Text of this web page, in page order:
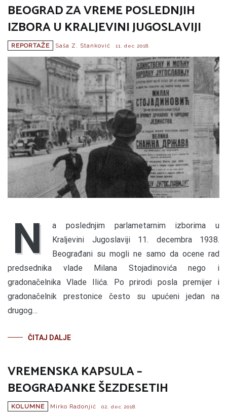
BEOGRAD ZA VREME POSLEDNJIH
IZBORA U KRALJEVINI JUGOSLAVIJI
REPORTAŽE Saša Z. Stanković 11. dec 2018.
N
a poslednjim parlametarnim izborima u
Kraljevini Jugoslaviji 11. decembra 1938.
Beograđani su mogli ne samo da ocene rad
predsednika vlade Milana Stojadinovića nego i
gradonačelnika Vlade Ilića. Po prirodi posla premijer i
gradonačelnik prestonice često su upućeni jedan na
drugog…
ČITAJ DALJE
VREMENSKA KAPSULA –
BEOGRAĐANKE ŠEZDESETIH
KOLUMNE Mirko Radonjić 02. dec 2018.